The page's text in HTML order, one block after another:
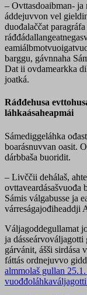
– Ovttasdoaibman- ja
áddejuvvon vel
duođalaččat
barggu, gávnnaha
Dat ii ovdamearkka
joatká.
Ráđđehusa
láhkaásaheapmái
Sámediggeláhka
boarásnuvvan oasit.
dárbbaša buoridit.
– Livččii dehálaš,
ovttaveardásašvuođa
Sámis válgabusse ja
várreságajođiheaddji
Váljagoddegullamat
ja
gárvánit, ášši sirdása
fáttás ordnejuvvo
almmolaš gullan